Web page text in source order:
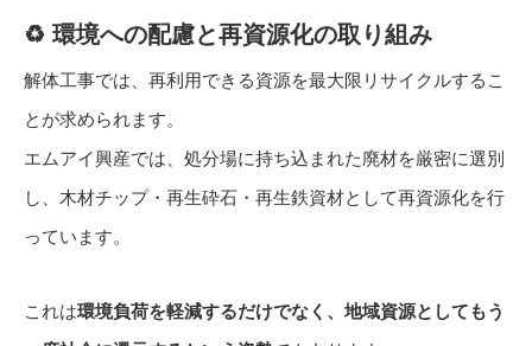
♻️ 環境への配慮と再資源化の取り組み
解体工事では、再利用できる資源を最大限リサイクルするこ
とが求められます。
エムアイ興産では、処分場に持ち込まれた廃材を厳密に選別
し、木材チップ・再生砕石・再生鉄資材として再資源化を行
っています。
これは環境負荷を軽減するだけでなく、地域資源としてもう